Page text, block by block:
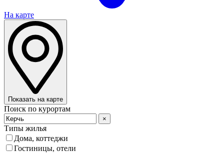
На карте
Показать на карте
Поиск по курортам
×
Типы жилья
Дома, коттеджи
Гостиницы, отели